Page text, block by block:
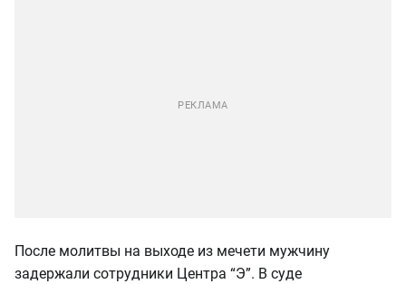
После молитвы на выходе из мечети мужчину
задержали сотрудники Центра “Э”. В суде